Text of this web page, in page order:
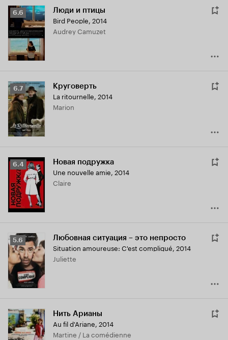
Рейтинг
Кинопоиска
6.6
6.6 Люди и птицы
Bird People, 2014
Audrey Camuzet
Рейтинг
Кинопоиска
6.7
6.7 Круговерть
La ritournelle, 2014
Marion
Рейтинг
Кинопоиска
6.4
6.4 Новая подружка
Une nouvelle amie, 2014
Claire
Рейтинг
Кинопоиска
5.6
5.6 Любовная ситуация – это непросто
Situation amoureuse: C'est compliqué, 2014
Juliette
Нить Арианы
Au fil d'Ariane, 2014
Martine / La comédienne